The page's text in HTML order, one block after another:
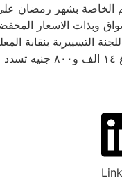
الخاصة بشهر رمضان
وبذات الاسعار
التسييرية بنقابة
السلة الواحدة تبلغ ١٤